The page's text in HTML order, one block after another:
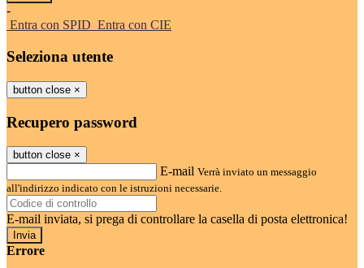
-
Entra con SPID Entra con CIE
Seleziona utente
button close ×
Recupero password
button close ×
E-mail Verrà inviato un messaggio
all'indirizzo indicato con le istruzioni necessarie.
E-mail inviata, si prega di controllare la casella di posta elettronica!
Errore